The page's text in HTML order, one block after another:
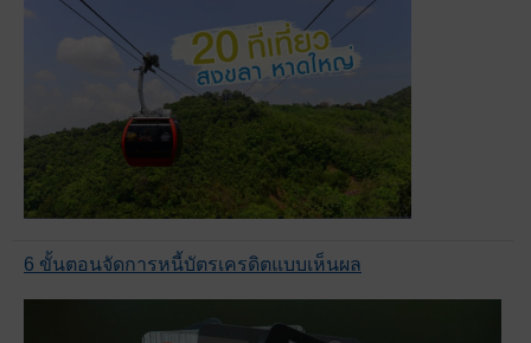
6 ขั้นตอนจัดการหนี้บัตรเครดิตแบบเห็นผล